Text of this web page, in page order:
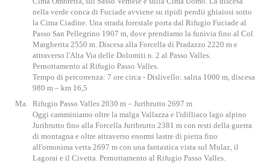
nella verde conca di Fuciade avviene su ripidi pendii ghiaiosi sotto
la Cima Ciadine. Una strada forestale porta dal Rifugio Fuciade al
Passo San Pellegrino 1907 m, dove prendiamo la funivia fino al Col
Margherita 2550 m. Discesa alla Forcella di Pradazzo 2220 m e
attraverso l'Alta Via delle Dolomiti n. 2 al Passo Valles.
Pernottamento al Rifugio Passo Valles.
Tempo di percorrenza: 7 ore circa - Dislivello: salita 1000 m, discesa
980 m – km 16,5
Ma. Rifugio Passo Valles 2030 m – Juribrutto 2697 m
Oggi camminiamo oltre la malga Vallazza e l'idilliaco lago alpino
Juribrutto fino alla Forcella Juribrutto 2381 m con resti della guerra
di montagna e oltre attraverso enormi lastre di pietra fino
all'omonima vetta 2697 m con una fantastica vista sul Mulaz, il
Lagorai e il Civetta. Pernottamento al Rifugio Passo Valles.